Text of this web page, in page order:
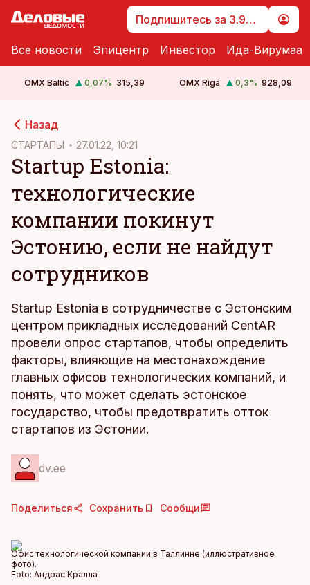
Подпишитесь за 3.99 €
Все новости Эпицентр Инвестор Ида-Вирумаа
OMX Baltic 0,07% 315,39 OMX Riga 0,3% 928,09
Назад
СТАРТАПЫ 27.01.22, 10:21
Startup Estonia:
технологические
компании покинут
Эстонию, если не найдут
сотрудников
Startup Estonia в сотрудничестве с Эстонским
центром прикладных исследований CentAR
провели опрос стартапов, чтобы определить
факторы, влияющие на местонахождение
главных офисов технологических компаний, и
понять, что может сделать эстонское
государство, чтобы предотвратить отток
стартапов из Эстонии.
dv.ee
Поделиться Сохранить Сообщи
Офис технологической компании в Таллинне (иллюстративное
фото).
Foto: Андрас Кралла